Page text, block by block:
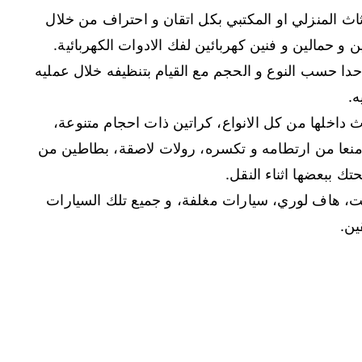
المنزلي او المكتبي بكل اتقان و احتراف من خلال
و فنين كهربائين لفك الادوات الكهربائية.
حسب النوع و الحجم مع القيام بتنظيفه خلال عمليه
داخلها من كل الانواع، كراتين ذات احجام متنوعة،
من ارتطامه و تكسره، رولات لاصقة، بطاطين من
ببعضها اثناء النقل.
هاف لوري، سيارات مغلفة، و جميع تلك السيارات